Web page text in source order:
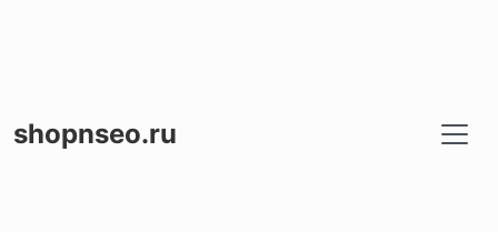
shopnseo.ru